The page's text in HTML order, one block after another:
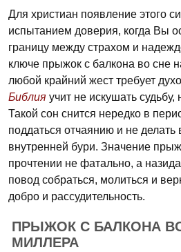
Для христиан появление этого
испытанием доверия, когда Вы
границу между страхом и
ключе прыжок с балкона во сне
любой крайний жест требует
Библия учит не искушать судьбу,
Такой сон снится нередко в
поддаться отчаянию и не
внутренней бури. Значение
прочтении не фатально, а
повод собраться, молиться и
добро и рассудительность.
ПРЫЖОК С БАЛКОНА
МИЛЛЕРА